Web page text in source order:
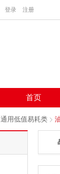
登录 注册
首页
通用低值易耗类